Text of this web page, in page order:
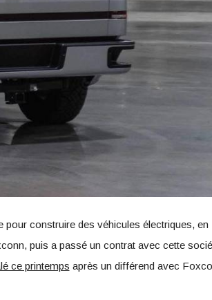
construire des véhicules électriques, en
puis a passé un contrat avec cette
ce printemps après un différend avec